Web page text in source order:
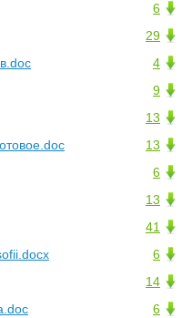
6
29
4
9
13
13
6
13
41
6
14
6